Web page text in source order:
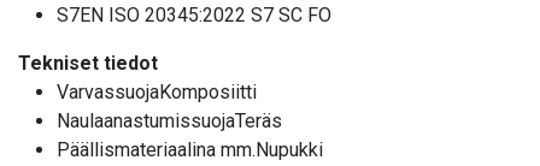
S7EN ISO 20345:2022 S7 SC FO
Tekniset tiedot
VarvassuojaKomposiitti
NaulaanastumissuojaTeräs
Päällismateriaalina mm.Nupukki